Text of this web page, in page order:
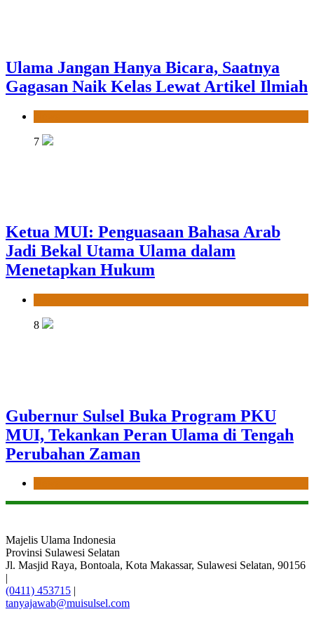
Ulama Jangan Hanya Bicara, Saatnya
Gagasan Naik Kelas Lewat Artikel Ilmiah
7
Ketua MUI: Penguasaan Bahasa Arab
Jadi Bekal Utama Ulama dalam
Menetapkan Hukum
8
Gubernur Sulsel Buka Program PKU
MUI, Tekankan Peran Ulama di Tengah
Perubahan Zaman
Majelis Ulama Indonesia
Provinsi Sulawesi Selatan
Jl. Masjid Raya, Bontoala, Kota Makassar, Sulawesi Selatan, 90156
|
(0411) 453715 |
tanyajawab@muisulsel.com